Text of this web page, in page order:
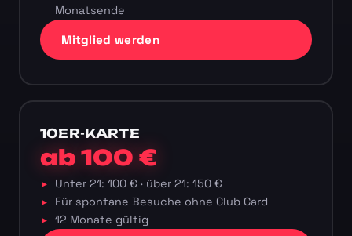
Monatsende
Mitglied werden
10ER-KARTE
ab 100 €
Unter 21: 100 € · über 21: 150 €
Für spontane Besuche ohne Club Card
12 Monate gültig